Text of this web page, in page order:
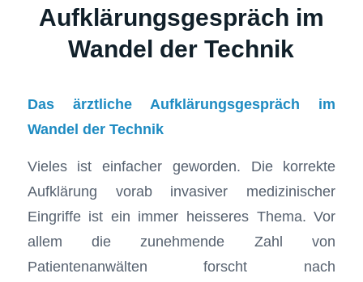
Aufklärungsgespräch im
Wandel der Technik
Das ärztliche Aufklärungsgespräch im
Wandel der Technik
Vieles ist einfacher geworden. Die korrekte
Aufklärung vorab invasiver medizinischer
Eingriffe ist ein immer heisseres Thema. Vor
allem die zunehmende Zahl von
Patientenanwälten forscht nach